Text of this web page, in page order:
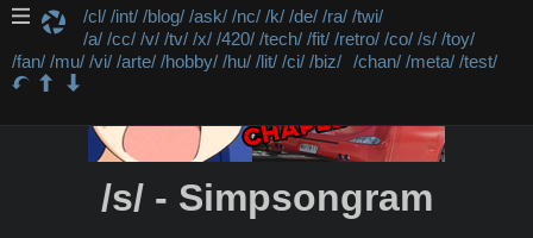
/cl/ /int/ /blog/ /ask/ /nc/ /k/ /de/ /ra/ /twi/
/a/ /cc/ /v/ /tv/ /x/ /420/ /tech/ /fit/ /retro/ /co/ /s/ /toy/
/fan/ /mu/ /vi/ /arte/ /hobby/ /hu/ /lit/ /ci/ /biz/ /chan/ /meta/ /test/
/s/ - Simpsongram